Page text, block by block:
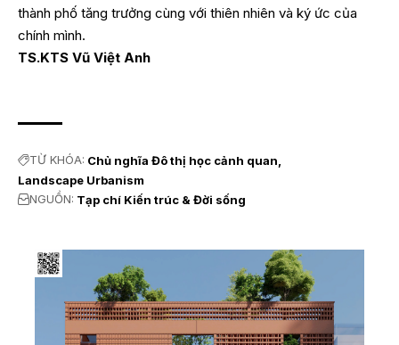
thành phố tăng trưởng cùng với thiên nhiên và ký ức của
chính mình.
TS.KTS Vũ Việt Anh
TỪ KHÓA: Chủ nghĩa Đô thị học cảnh quan
Landscape Urbanism
NGUỒN: Tạp chí Kiến trúc & Đời sống